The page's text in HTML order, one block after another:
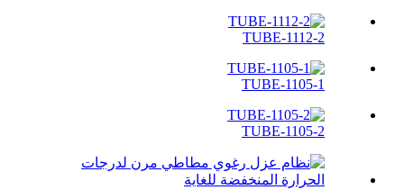
TUBE-1112-2
TUBE-1105-1
TUBE-1105-2